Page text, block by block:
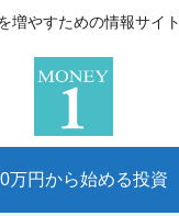
増やすための情報サイト
万円から始める投資